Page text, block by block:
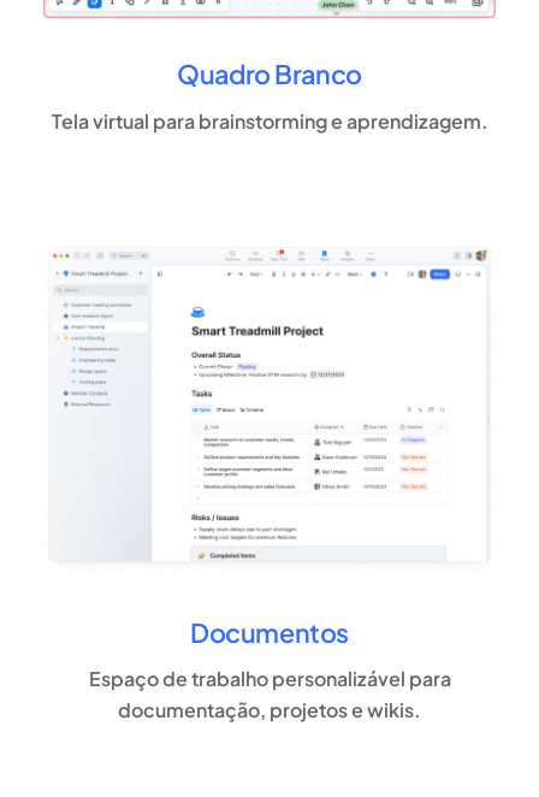
Quadro Branco
Tela virtual para brainstorming e aprendizagem.
Documentos
Espaço de trabalho personalizável para
documentação, projetos e wikis.